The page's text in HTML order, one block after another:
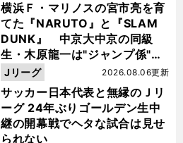
横浜Ｆ・マリノスの宮市亮を育
てた『NARUTO』と『SLAM
DUNK』 中京大中京の同級
生・木原龍一は"ジャンプ係"だ
った
サッカー日本代表と無縁のＪリ
ーグ 24年ぶりゴールデン生中
継の開幕戦でヘタな試合は見せ
られない
2026.08.06更新
Jリーグ